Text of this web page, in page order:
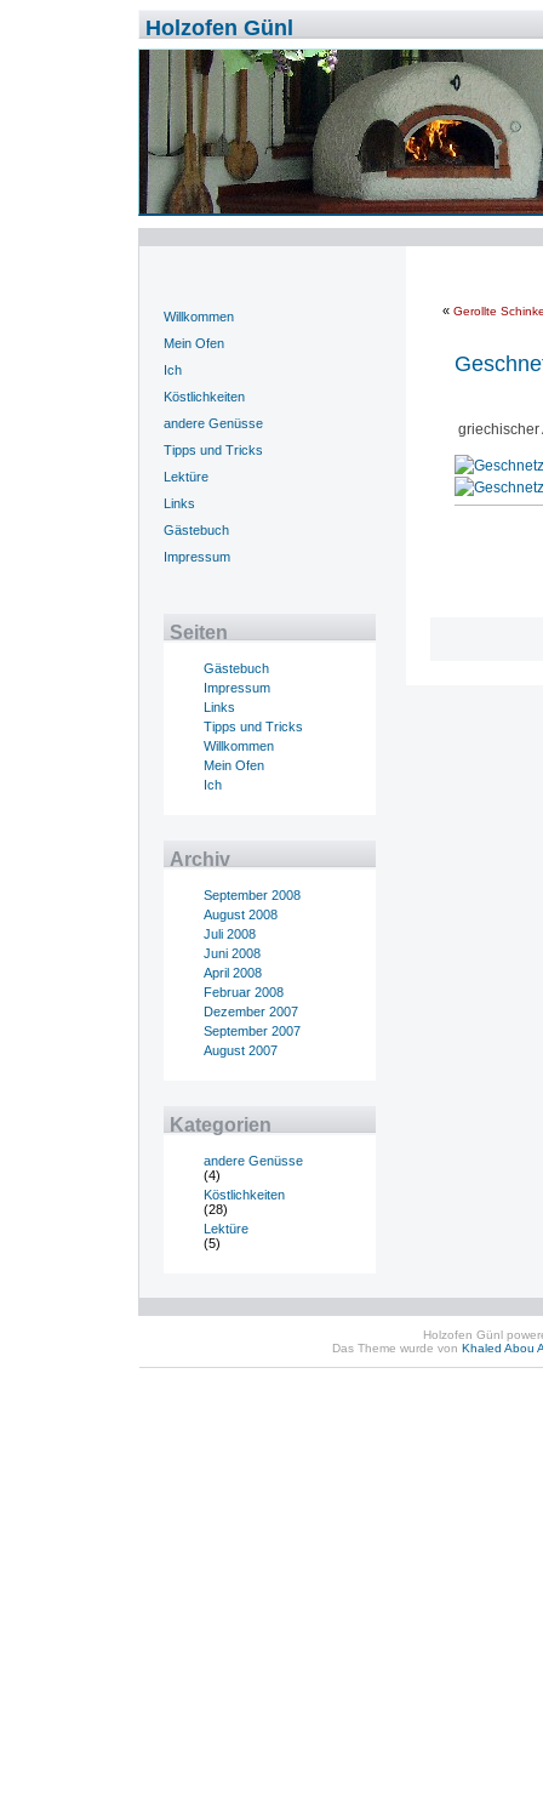
Holzofen Günl
Willkommen
Mein Ofen
Ich
Köstlichkeiten
andere Genüsse
Tipps und Tricks
Lektüre
Links
Gästebuch
Impressum
Seiten
Gästebuch
Impressum
Links
Tipps und Tricks
Willkommen
Mein Ofen
Ich
Archiv
September 2008
August 2008
Juli 2008
Juni 2008
April 2008
Februar 2008
Dezember 2007
September 2007
August 2007
Kategorien
andere Genüsse
(4)
Köstlichkeiten
(28)
Lektüre
(5)
« Gerollte
griechischer
Holzofen Günl
Das Theme wurde von Khaled Abou